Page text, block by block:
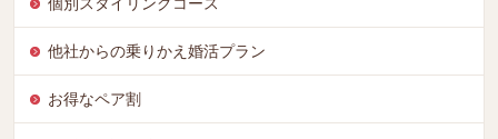
他社からの乗りかえ婚活プラン
お得なペア割